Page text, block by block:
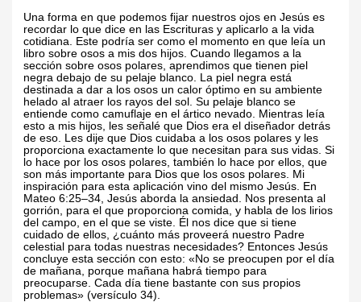
Una forma en que podemos fijar nuestros ojos en Jesús es
recordar lo que dice en las Escrituras y aplicarlo a la vida
cotidiana. Este podría ser como el momento en que leía un
libro sobre osos a mis dos hijos. Cuando llegamos a la
sección sobre osos polares, aprendimos que tienen piel
negra debajo de su pelaje blanco. La piel negra está
destinada a dar a los osos un calor óptimo en su ambiente
helado al atraer los rayos del sol. Su pelaje blanco se
entiende como camuflaje en el ártico nevado. Mientras leía
esto a mis hijos, les señalé que Dios era el diseñador detrás
de eso. Les dije que Dios cuidaba a los osos polares y les
proporciona exactamente lo que necesitan para sus vidas. Si
lo hace por los osos polares, también lo hace por ellos, que
son más importante para Dios que los osos polares. Mi
inspiración para esta aplicación vino del mismo Jesús. En
Mateo 6:25–34, Jesús aborda la ansiedad. Nos presenta al
gorrión, para el que proporciona comida, y habla de los lirios
del campo, en el que se viste. Él nos dice que si tiene
cuidado de ellos, ¿cuánto más proveerá nuestro Padre
celestial para todas nuestras necesidades? Entonces Jesús
concluye esta sección con esto: «No se preocupen por el día
de mañana, porque mañana habrá tiempo para
preocuparse. Cada día tiene bastante con sus propios
problemas» (versículo 34).